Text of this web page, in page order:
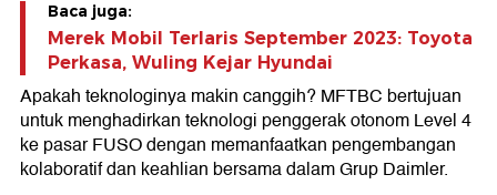
Baca juga:
Merek Mobil Terlaris September 2023: Toyota
Perkasa, Wuling Kejar Hyundai
Apakah teknologinya makin canggih? MFTBC bertujuan
untuk menghadirkan teknologi penggerak otonom Level 4
ke pasar FUSO dengan memanfaatkan pengembangan
kolaboratif dan keahlian bersama dalam Grup Daimler.